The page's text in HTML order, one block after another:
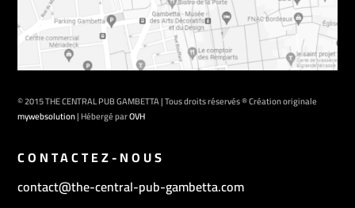
© 2015 THE CENTRAL PUB GAMBETTA | Tous droits réservés ® Création originale
mywebsolution| Hébergé parOVH
CONTACTEZ-NOUS
contact@the-central-pub-gambetta.com